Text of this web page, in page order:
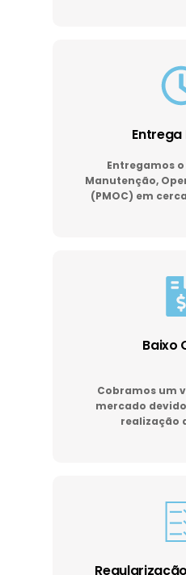
Entrega
Entregamos
Manutenção,
(PMOC) em
Baixo
Cobramos um
mercado
realização